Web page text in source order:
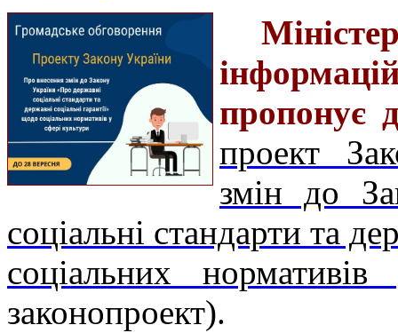
пропонує
проект
змін до
соціальні стандарти та
соціальних
законопроект).